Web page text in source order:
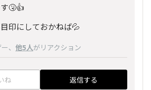
🤧👍
印にしておかねば💦
、 他5人がリアクション
ね 返信する